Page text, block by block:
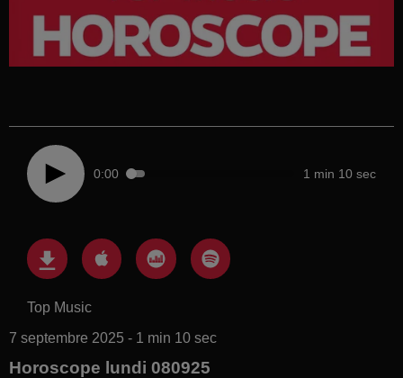
0:00 1 min 10 sec
Top Music
7 septembre 2025 - 1 min 10 sec
Horoscope lundi 080925